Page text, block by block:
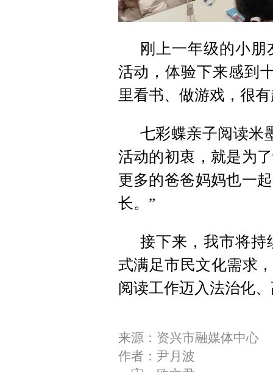
刚上一年级的小
活动，体验下来感到
里看书、做游戏，很有
七彩蝶亲子阅读米
活动的初衷，就是为
更多的爸爸妈妈也一
长。”
接下来，我市将持
式满足市民文化需求
阅读工作迈入法治化
来源：资兴市融媒体中心
作者：尹月波